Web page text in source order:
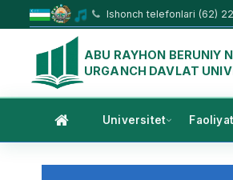
Ishonch telefonlari (62)
ABU RAYHON BERUNIY
URGANCH DAVLAT
Universitet Faoliyat